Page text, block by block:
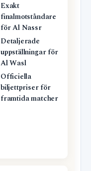
Exakt
finalmotståndare
för Al Nassr
Detaljerade
uppställningar för
Al Wasl
Officiella
biljettpriser för
framtida matcher